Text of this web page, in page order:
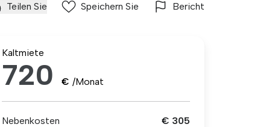
Teilen Sie Speichern Sie Bericht
Kaltmiete
720 € /Monat
Nebenkosten € 305